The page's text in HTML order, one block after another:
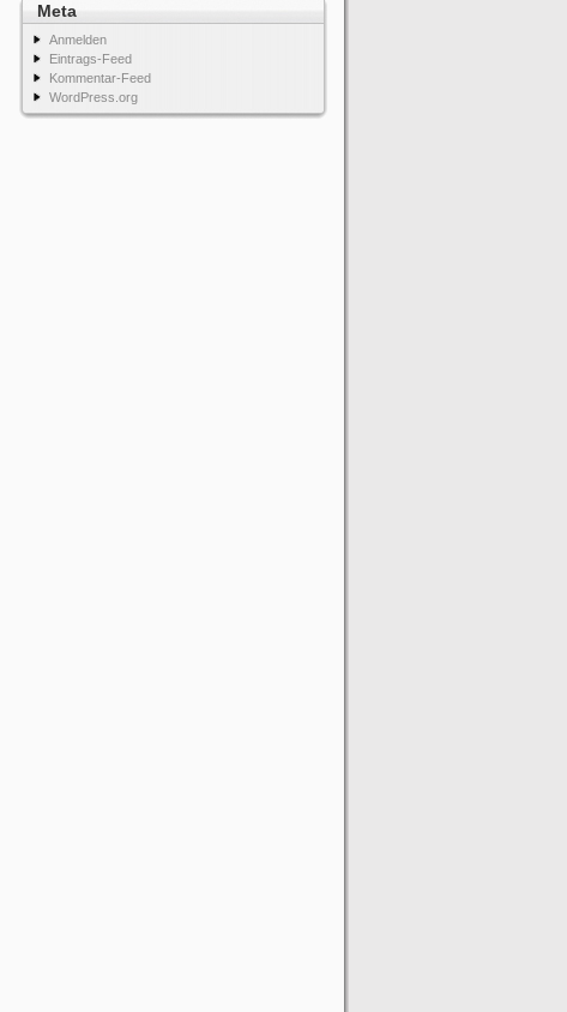
Meta
Anmelden
Eintrags-Feed
Kommentar-Feed
WordPress.org